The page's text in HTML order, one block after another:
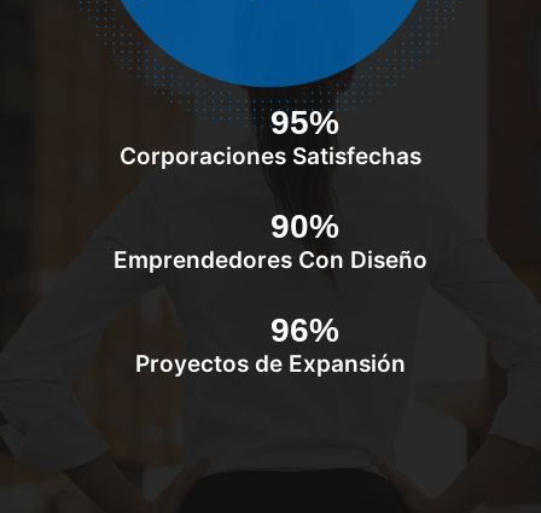
95%
Corporaciones Satisfechas
90%
Emprendedores Con Diseño
96%
Proyectos de Expansión